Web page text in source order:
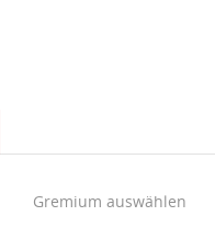
Gremium auswählen